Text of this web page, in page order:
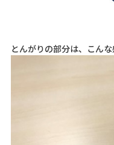
とんがりの部分は、こん